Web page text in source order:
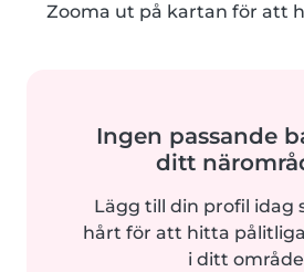
Zooma ut på kartan för att
Ingen passande
ditt
Lägg till din profil idag
hårt för att hitta
i ditt